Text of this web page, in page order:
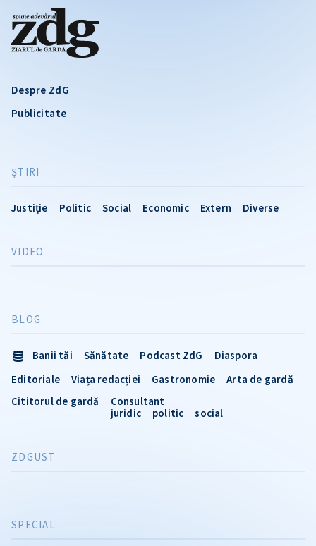
Despre ZdG
Publicitate
ŞTIRI
Justiție Politic Social Economic Extern Diverse
VIDEO
SPECIAL
BLOG
Banii tăi Sănătate Podcast ZdG
Diaspora
Editoriale
Viața redacției Gastronomie
Arta de gardă
Cititorul de gardă
Consultant
juridic
politic social
ZDGUST